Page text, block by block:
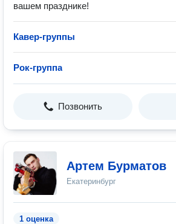
вашем празднике!
Кавер-группы
Рок-группа
Позвонить
Артем Бурматов
Екатеринбург
1 оценка